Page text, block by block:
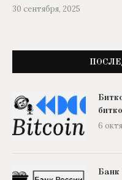
30 сентября, 2025
6
Банк